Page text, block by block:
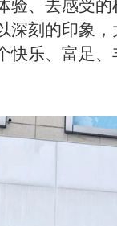
验、去感受
深刻的印象，
快乐、富足